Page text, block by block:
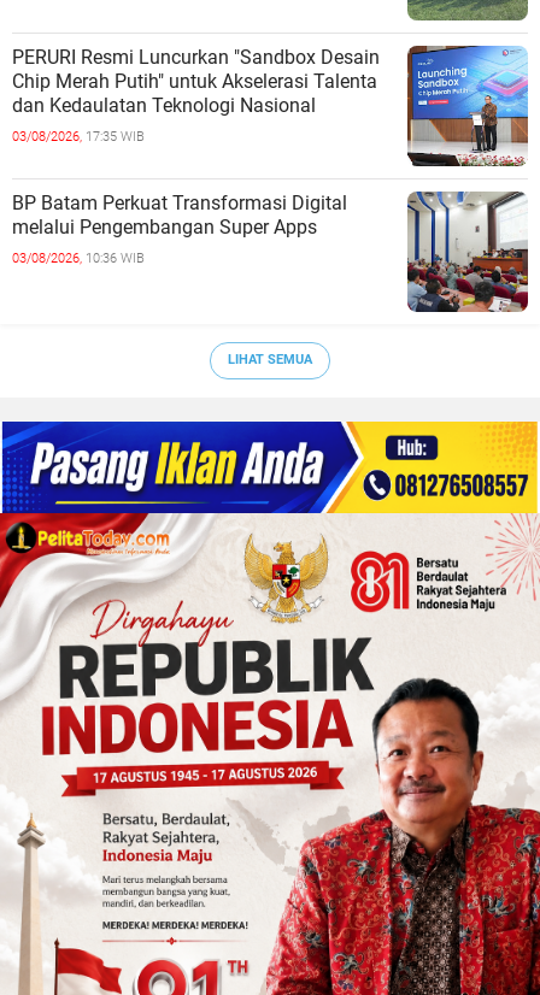
PERURI Resmi Luncurkan "Sandbox Desain
Chip Merah Putih" untuk Akselerasi Talenta
dan Kedaulatan Teknologi Nasional
03/08/2026, 17:35 WIB
BP Batam Perkuat Transformasi Digital
melalui Pengembangan Super Apps
03/08/2026, 10:36 WIB
LIHAT SEMUA